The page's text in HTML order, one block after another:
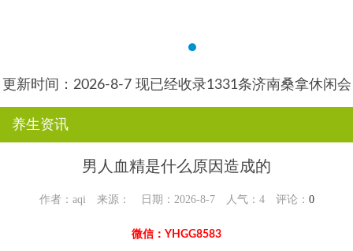
更新时间：2026-8-7 现已经收录1331条济南桑拿休闲会
养生资讯
男人血精是什么原因造成的
作者：aqi 来源： 日期：2026-8-7 人气： 4评论： 0
微信：YHGG8583